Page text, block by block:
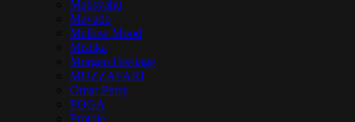
Matisyahu
Mavado
Mellow Mood
Mishka
Morgan Heritage
MUZZAFARI
Omar Perry
POGA
Protoje